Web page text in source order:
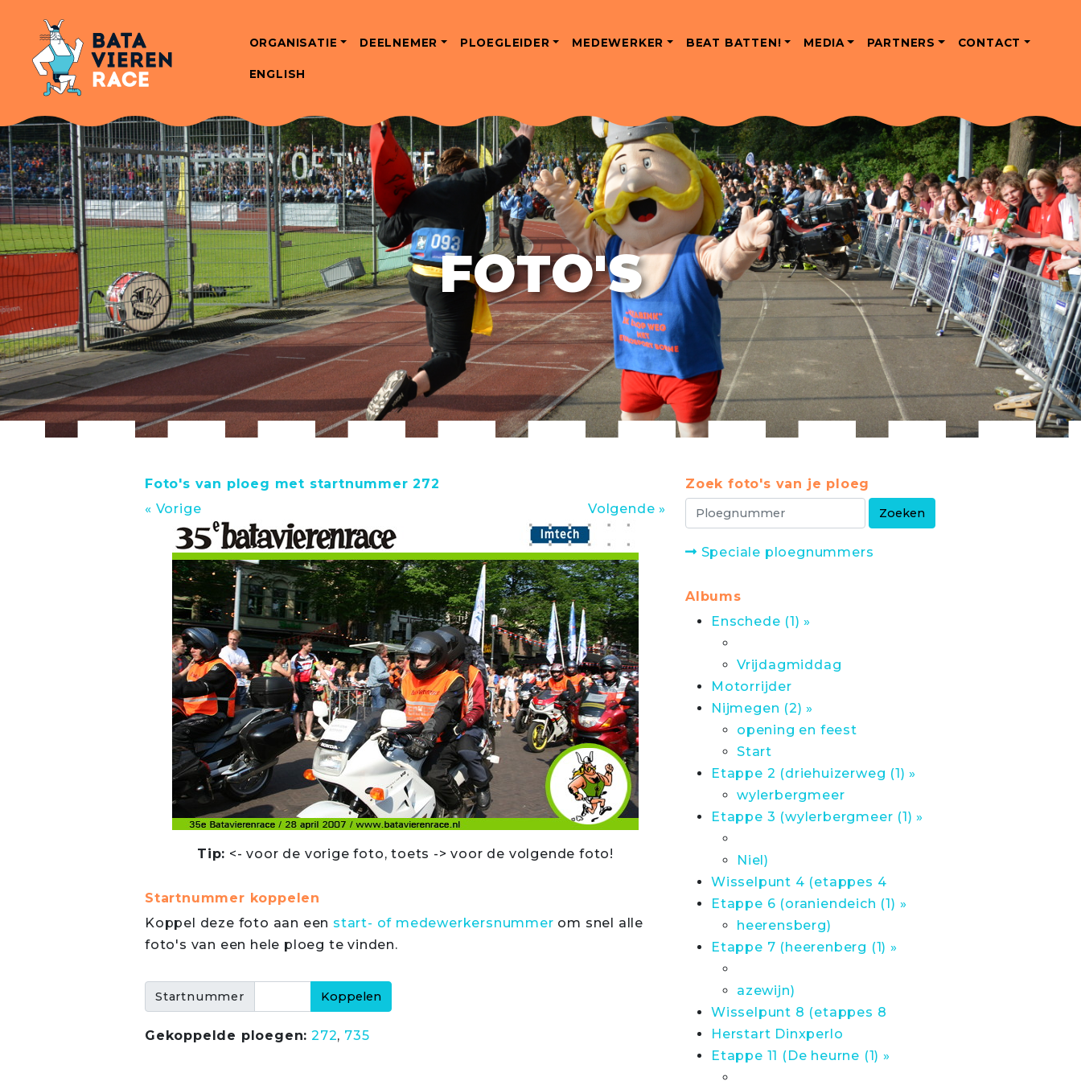
ORGANISATIE DEELNEMER PLOEGLEIDER MEDEWERKER BEAT BATTEN! MEDIA PARTNERS CONTACT
ENGLISH
FOTO'S
Foto's van ploeg met startnummer 272
« Vorige
Volgende »
Tip: <- voor de vorige foto, toets -> voor de volgende foto!
Startnummer koppelen
Koppel deze foto aan een start- of medewerkersnummer om snel alle
foto's van een hele ploeg te vinden.
Startnummer
Gekoppelde ploegen: 272, 735
Zoek foto's van je ploeg
Speciale ploegnummers
Albums
Enschede (1) »
Vrijdagmiddag
Motorrijder
Nijmegen (2) »
opening en feest
Start
Etappe 2 (driehuizerweg (1) »
wylerbergmeer
Etappe 3 (wylerbergmeer (1) »
Niel)
Wisselpunt 4 (etappes 4
Etappe 6 (oraniendeich (1) »
heerensberg)
Etappe 7 (heerenberg (1) »
azewijn)
Wisselpunt 8 (etappes 8
Herstart Dinxperlo
Etappe 11 (De heurne (1) »